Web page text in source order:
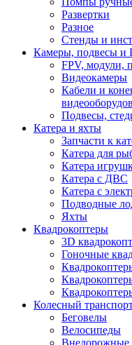
Развертки
Разное
Стенды и
Камеры, подвесы и
FPV, модули,
Видеокамеры
Кабели и
Подвесы,
Катера и яхты
Запчасти к
Катера для
Катера
Катера с ДВС
Катера с
Подводные
Яхты
Квадрокоптеры
3D
Гоночные
Колесный
Беговелы
Велосипеды
Внедорожные